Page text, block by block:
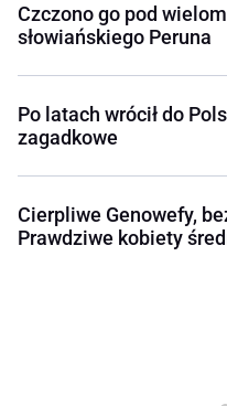
Czczono go pod
słowiańskiego Peruna
Po latach wrócił do
zagadkowe
Cierpliwe Genowefy,
Prawdziwe kobiety